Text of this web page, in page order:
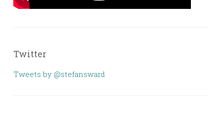
Twitter
Tweets by @stefansward